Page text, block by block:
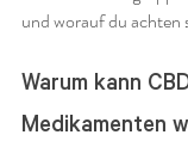
und worauf du achten
Warum kann
Medikamenten